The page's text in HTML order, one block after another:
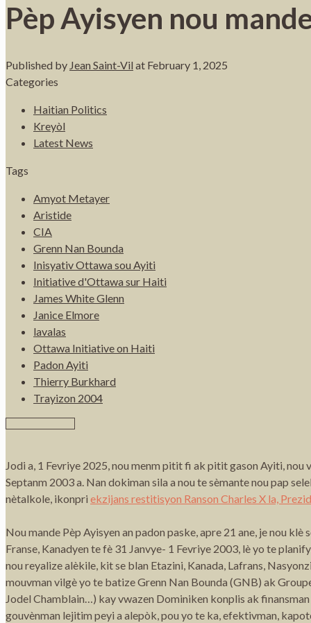
Pèp Ayisyen nou
Published by Jean Saint-Vil at February 1, 2025
Categories
Haitian Politics
Kreyòl
Latest News
Tags
Amyot Metayer
Aristide
CIA
Grenn Nan Bounda
Inisyativ Ottawa sou Ayiti
Initiative d'Ottawa sur Haiti
James White Glenn
Janice Elmore
lavalas
Ottawa Initiative on Haiti
Padon Ayiti
Thierry Burkhard
Trayizon 2004
Jodi a, 1 Fevriye 2025, nou menm pitit fi ak pitit gason Ayiti, nou
Septanm 2003 a. Nan dokiman sila a nou te sèmante nou pap
nètalkole, ikonpri ekzijans restitisyon Ranson Charles X la,
Nou mande Pèp Ayisyen an padon paske, apre 21 ane, je nou
Franse, Kanadyen te fè 31 Janvye- 1 Fevriye 2003, lè yo te
nou reyalize alèkile, kit se blan Etazini, Kanada, Lafrans,
mouvman vilgè yo te batize Grenn Nan Bounda (GNB) ak
Jodel Chamblain…) kay vwazen Dominiken konplis ak
gouvènman lejitim peyi a alepòk, pou yo te ka, efektivman,